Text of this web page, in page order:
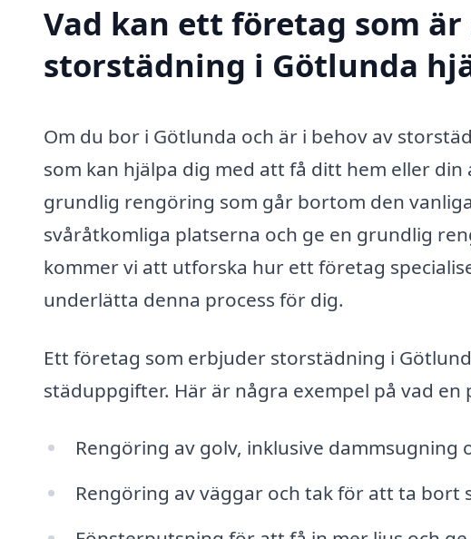
Vad kan ett företag som
storstädning i Götlunda
Om du bor i Götlunda och är i behov av
som kan hjälpa dig med att få ditt hem eller
grundlig rengöring som går bortom den
svåråtkomliga platserna och ge en grundlig
kommer vi att utforska hur ett företag
underlätta denna process för dig.
Ett företag som erbjuder storstädning i
städuppgifter. Här är några exempel på vad
Rengöring av golv, inklusive dammsugning
Rengöring av väggar och tak för att ta bort